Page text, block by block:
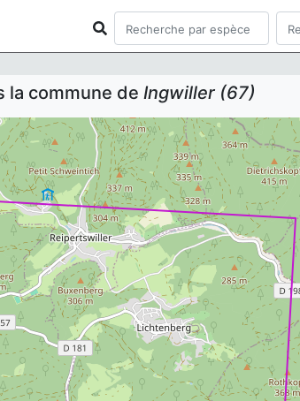
commune de Ingwiller (67)